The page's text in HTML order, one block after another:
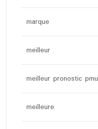
marque
meilleur
meilleur pronostic pmu
meilleure